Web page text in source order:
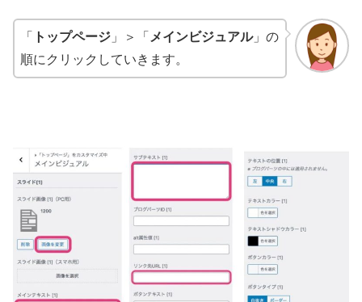
「 トップページ 」＞「 メインビジュアル」の
順にクリックしていきます。